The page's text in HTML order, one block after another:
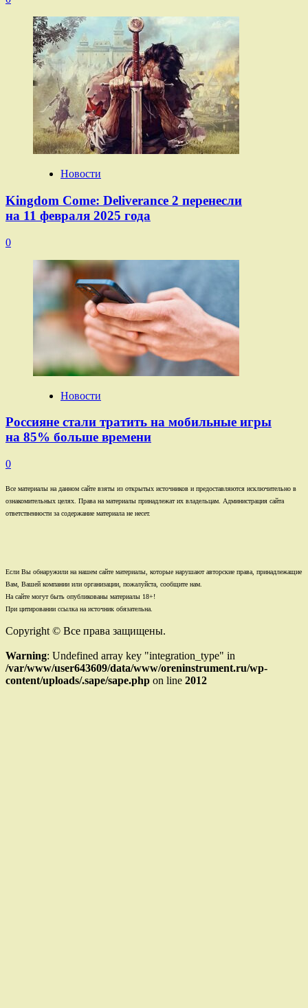
Новости
Kingdom Come: Deliverance 2 перенесли
на 11 февраля 2025 года
0
Новости
Россияне стали тратить на мобильные игры
на 85% больше времени
0
Все материалы на данном сайте взяты из открытых источников и предоставляются исключительно в
ознакомительных целях. Права на материалы принадлежат их владельцам. Администрация сайта
ответственности за содержание материала не несет.
Если Вы обнаружили на нашем сайте материалы, которые нарушают авторские права, принадлежащие
Вам, Вашей компании или организации, пожалуйста, сообщите нам.
На сайте могут быть опубликованы материалы 18+!
При цитировании ссылка на источник обязательна.
Copyright © Все права защищены.
Warning: Undefined array key "integration_type" in
/var/www/user643609/data/www/oreninstrument.ru/wp-
content/uploads/.sape/sape.php on line 2012